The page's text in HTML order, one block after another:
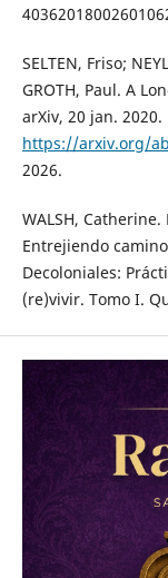
SELTEN, Friso;
GROTH, Paul. A
arXiv, 20 jan.
https://arxiv.org/
2026.
WALSH,
Entrejiendo
Decoloniales:
(re)vivir. Tomo I.